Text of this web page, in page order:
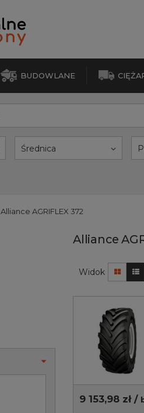
BUDOWLANE
Średnica
Alliance AGRIFLEX 372
Alliance
Widok
9 153,98 zł /